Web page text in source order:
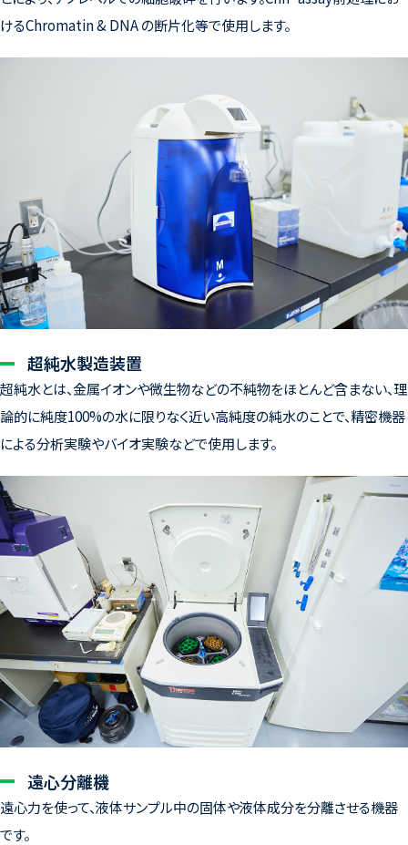
けるChromatin & DNA の断片化等で使用します。
超純水製造装置
超純水とは、金属イオンや微生物などの不純物をほとんど含まない、理
論的に純度100%の水に限りなく近い高純度の純水のことで、精密機器
による分析実験やバイオ実験などで使用します。
遠心分離機
遠心力を使って、液体サンプル中の固体や液体成分を分離させる機器
です。